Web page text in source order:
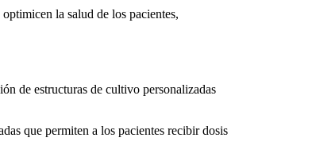
la salud de los pacientes,
de estructuras de cultivo personalizadas
que permiten a los pacientes recibir dosis